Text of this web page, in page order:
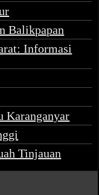
Balikpapan
Informasi
Karanganyar
Tinjauan